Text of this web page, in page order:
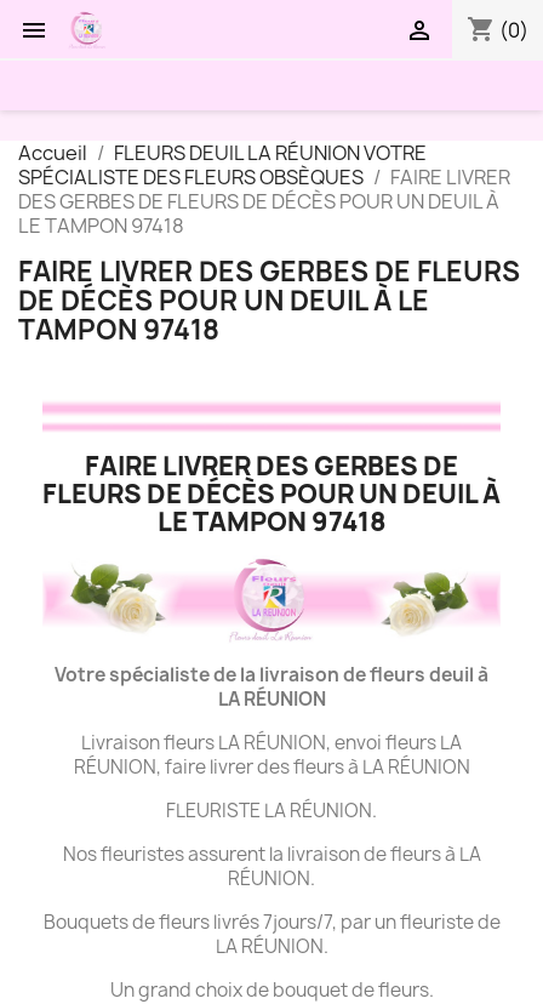
 shopping_cart (0)

Accueil
FLEURS DEUIL LA RÉUNION VOTRE
SPÉCIALISTE DES FLEURS OBSÈQUES
FAIRE LIVRER
DES GERBES DE FLEURS DE DÉCÈS POUR UN DEUIL À
LE TAMPON 97418
FAIRE LIVRER DES GERBES DE FLEURS
DE DÉCÈS POUR UN DEUIL À LE
TAMPON 97418
FAIRE LIVRER DES GERBES DE
FLEURS DE DÉCÈS POUR UN DEUIL À
LE TAMPON 97418
Votre spécialiste de la livraison de fleurs deuil à
LARÉUNION
Livraison fleurs LA RÉUNION, envoi fleurs LA
RÉUNION, faire livrer des fleurs à LA RÉUNION
FLEURISTE LA RÉUNION.
Nos fleuristes assurent la livraison de fleurs à LA
RÉUNION.
Bouquets de fleurs livrés 7jours/7, par un fleuriste de
LA RÉUNION.
Un grand choix de bouquet de fleurs.